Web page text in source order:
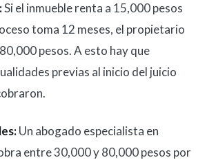
Si el inmueble renta a 15,000 pesos
toma 12 meses, el propietario
pesos. A esto hay que
previas al inicio del juicio
Un abogado especialista en
entre 30,000 y 80,000 pesos por